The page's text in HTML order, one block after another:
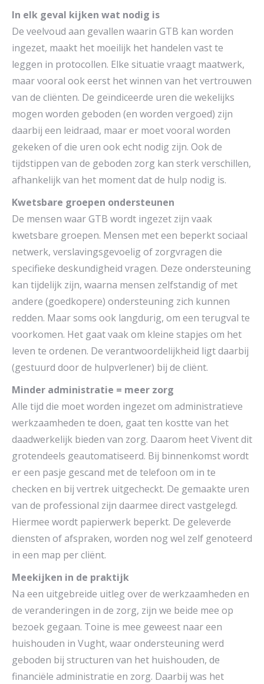
In elk geval kijken wat nodig is
De veelvoud aan gevallen waarin GTB kan worden
ingezet, maakt het moeilijk het handelen vast te
leggen in protocollen. Elke situatie vraagt maatwerk,
maar vooral ook eerst het winnen van het vertrouwen
van de cliënten. De geïndiceerde uren die wekelijks
mogen worden geboden (en worden vergoed) zijn
daarbij een leidraad, maar er moet vooral worden
gekeken of die uren ook echt nodig zijn. Ook de
tijdstippen van de geboden zorg kan sterk verschillen,
afhankelijk van het moment dat de hulp nodig is.
Kwetsbare groepen ondersteunen
De mensen waar GTB wordt ingezet zijn vaak
kwetsbare groepen. Mensen met een beperkt sociaal
netwerk, verslavingsgevoelig of zorgvragen die
specifieke deskundigheid vragen. Deze ondersteuning
kan tijdelijk zijn, waarna mensen zelfstandig of met
andere (goedkopere) ondersteuning zich kunnen
redden. Maar soms ook langdurig, om een terugval te
voorkomen. Het gaat vaak om kleine stapjes om het
leven te ordenen. De verantwoordelijkheid ligt daarbij
(gestuurd door de hulpverlener) bij de cliënt.
Minder administratie = meer zorg
Alle tijd die moet worden ingezet om administratieve
werkzaamheden te doen, gaat ten kostte van het
daadwerkelijk bieden van zorg. Daarom heet Vivent dit
grotendeels geautomatiseerd. Bij binnenkomst wordt
er een pasje gescand met de telefoon om in te
checken en bij vertrek uitgecheckt. De gemaakte uren
van de professional zijn daarmee direct vastgelegd.
Hiermee wordt papierwerk beperkt. De geleverde
diensten of afspraken, worden nog wel zelf genoteerd
in een map per cliënt.
Meekijken in de praktijk
Na een uitgebreide uitleg over de werkzaamheden en
de veranderingen in de zorg, zijn we beide mee op
bezoek gegaan. Toine is mee geweest naar een
huishouden in Vught, waar ondersteuning werd
geboden bij structuren van het huishouden, de
financiële administratie en zorg. Daarbij was het